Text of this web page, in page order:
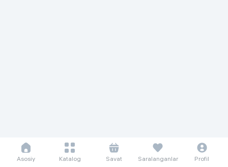
Asosiy Katalog Savat Saralanganlar Profil